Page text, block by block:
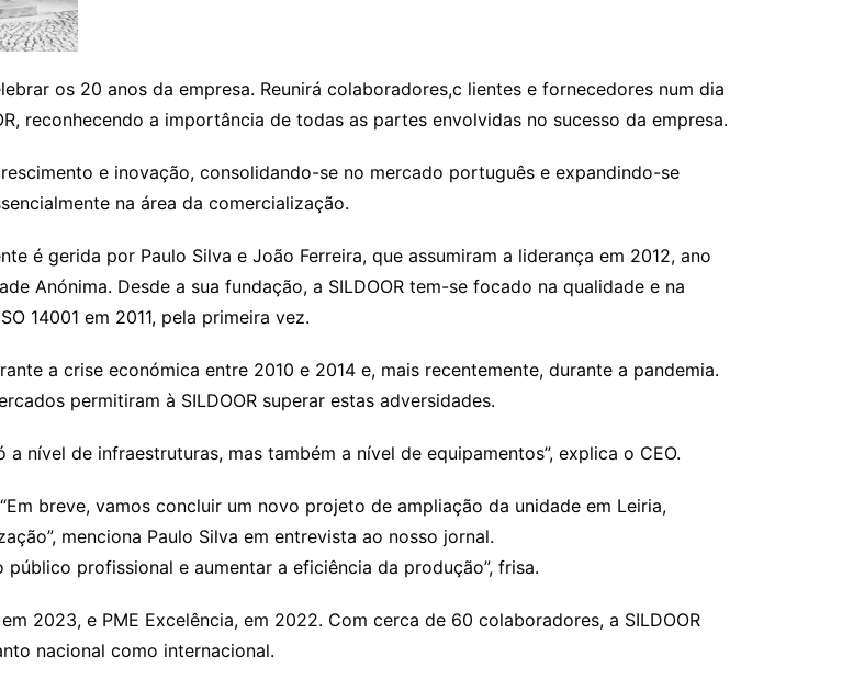
os 20 anos da empresa. Reunirá colaboradores,c lientes e fornecedores num dia
reconhecendo a importância de todas as partes envolvidas no sucesso da empresa.
e inovação, consolidando-se no mercado português e expandindo-se
na área da comercialização.
é gerida por Paulo Silva e João Ferreira, que assumiram a liderança em 2012, ano
Anónima. Desde a sua fundação, a SILDOOR tem-se focado na qualidade e na
14001 em 2011, pela primeira vez.
a crise económica entre 2010 e 2014 e, mais recentemente, durante a pandemia.
permitiram à SILDOOR superar estas adversidades.
nível de infraestruturas, mas também a nível de equipamentos”, explica o CEO.
breve, vamos concluir um novo projeto de ampliação da unidade em Leiria,
menciona Paulo Silva em entrevista ao nosso jornal.
profissional e aumentar a eficiência da produção”, frisa.
2023, e PME Excelência, em 2022. Com cerca de 60 colaboradores, a SILDOOR
nacional como internacional.